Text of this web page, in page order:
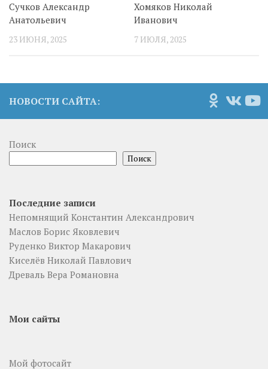
Сучков Александр
Анатольевич
23 ИЮНЯ, 2025
Хомяков Николай
Иванович
7 ИЮЛЯ, 2025
НОВОСТИ САЙТА:
Поиск
Поиск
Последние записи
Непомнящий Константин Александрович
Маслов Борис Яковлевич
Руденко Виктор Макарович
Киселёв Николай Павлович
Древаль Вера Романовна
Мои сайты
Мой фотосайт